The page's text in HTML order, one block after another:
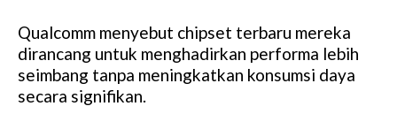
Qualcomm menyebut chipset terbaru mereka
dirancang untuk menghadirkan performa lebih
seimbang tanpa meningkatkan konsumsi daya
secara signifikan.